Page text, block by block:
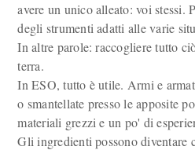
avere un unico alleato: voi stessi.
degli strumenti adatti alle varie
In altre parole: raccogliere tutto
terra.
In ESO, tutto è utile. Armi e
o smantellate presso le apposite
materiali grezzi e un po' di
Gli ingredienti possono diventare